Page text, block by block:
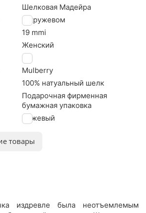
Шелковая Мадейра
С кружевом
19 mmi
Женский
M
Mulberry
100% натуальный шелк
Подарочная фирменная
бумажная упаковка
Бежевый
товары
издревле была неотъемлемым